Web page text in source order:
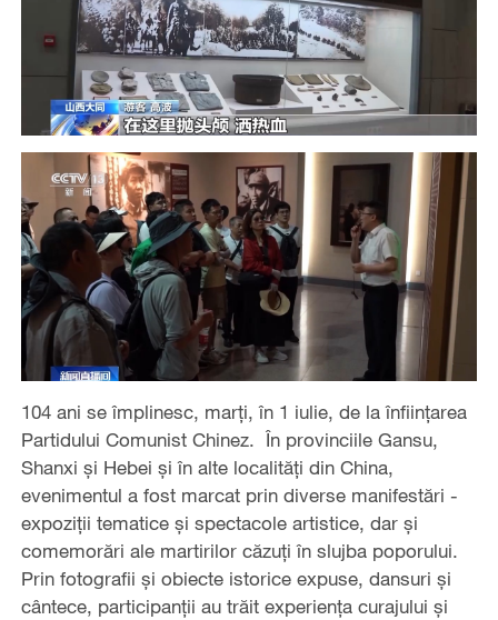
104 ani se împlinesc, marți, în 1 iulie, de la înființarea
Partidului Comunist Chinez. În provinciile Gansu,
Shanxi și Hebei și în alte localități din China,
evenimentul a fost marcat prin diverse manifestări -
expoziții tematice și spectacole artistice, dar și
comemorări ale martirilor căzuți în slujba poporului.
Prin fotografii și obiecte istorice expuse, dansuri și
cântece, participanții au trăit experiența curajului și